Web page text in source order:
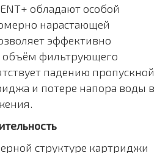
обладают особой
нарастающей
эффективно
объём фильтрующего
падению пропускной
и потере напора воды в
структуре картриджи